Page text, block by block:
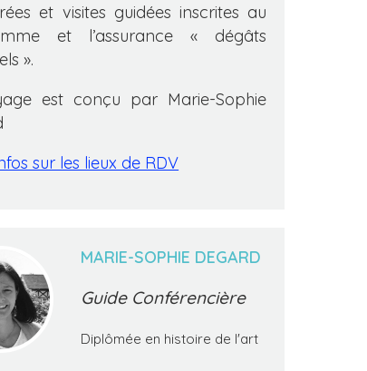
et visites guidées inscrites au
et l’assurance « dégâts
».
est conçu par Marie-Sophie
sur les lieux de RDV
MARIE-SOPHIE DEGARD
Guide Conférencière
Diplômée en histoire de l'art